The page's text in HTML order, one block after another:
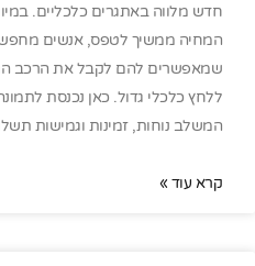
חדש מלווה באתגרים כלכליים.
המחיה ממשיך לטפס, אנשים
שמאפשרים להם לקבל את הרכב
ללחץ כלכלי גדול. כאן נכנסת
המשלב נוחות, זמינות וגמישות
קרא עוד »